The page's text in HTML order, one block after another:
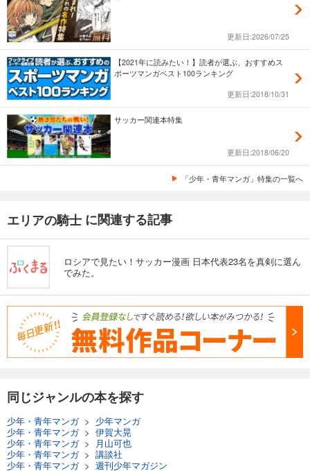
あらすじを表示する
エリアの騎士（５４）
594円 (税込)
完結
試し読み
あらすじを表示する
エリアの騎士（５５）
594円 (税込)
あらすじを表示する
594円 (税込)
試し読み
あらすじを表示する
エリアの騎士（５７）
594
あらすじを表示する
更新日:2026/07/25
【2021年に読みたい！】読者が選ぶ、おすすめス
ポーツマンガベスト100ランキング
更新日:2018/10/31
サッカー関連本特集
更新日:2018/06/20
「少年・青年マンガ」特集の一覧へ
エリアの騎士 に関連する記事
ロシアで見たい！サッカー漫画 日本代表23名を真剣に選ん
でみた。
同じジャンルの本を探す
少年・青年マンガ> 少年マンガ
少年・青年マンガ> 伊賀大晃
少年・青年マンガ>
月山可也
少年・青年マンガ> 講談社
少年・青年マンガ> 週刊少年マガジン